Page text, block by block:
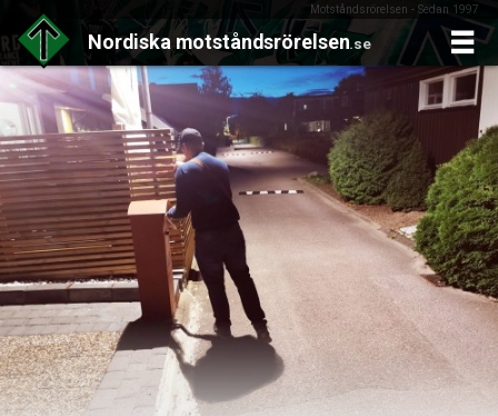
Motståndsrörelsen - Sedan 1997
Nordiska motståndsrörelsen.se
Skip
to
content